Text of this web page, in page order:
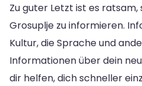
Zu guter Letzt ist es ratsam,
Grosuplje zu informieren.
Kultur, die Sprache und
Informationen über dein
dir helfen, dich schneller